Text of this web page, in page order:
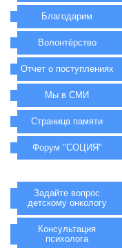
Благодарим
Волонтёрство
Отчет о поступлениях
Мы в СМИ
Страница памяти
Форум "СОЦИЯ"
Задайте вопрос
детскому онкологу
Консультация
психолога